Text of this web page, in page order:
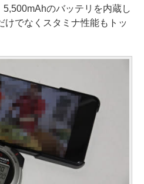
のバッテリを内蔵し
けでなくスタミナ性能もトッ